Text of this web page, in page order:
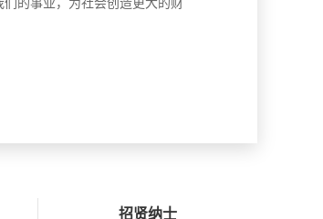
招贤纳士